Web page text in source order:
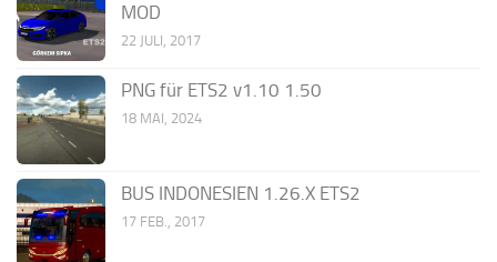
MOD
22 JULI, 2017
PNG für ETS2 v1.10 1.50
18 MAI, 2024
BUS INDONESIEN 1.26.X ETS2
17 FEB., 2017